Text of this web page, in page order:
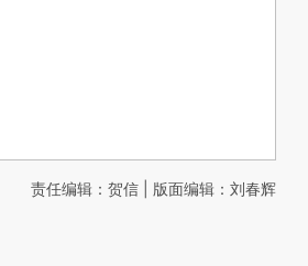
责任编辑：贺信 | 版面编辑：刘春辉